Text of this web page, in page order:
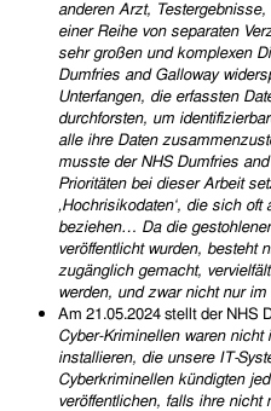
anderen Arzt,
einer Reihe von separaten
sehr großen und komplexen
Dumfries and Galloway
Unterfangen, die erfassten
durchforsten, um
alle ihre Daten
musste der NHS Dumfries
Prioritäten bei dieser Arbeit
‚Hochrisikodaten‘, die sich
beziehen… Da die
veröffentlicht wurden, besteht
zugänglich gemacht,
werden, und zwar nicht nur
Am 21.05.2024 stellt der NHS
Cyber-Kriminellen waren
installieren, die unsere IT-
Cyberkriminellen kündigten
veröffentlichen, falls ihre nicht